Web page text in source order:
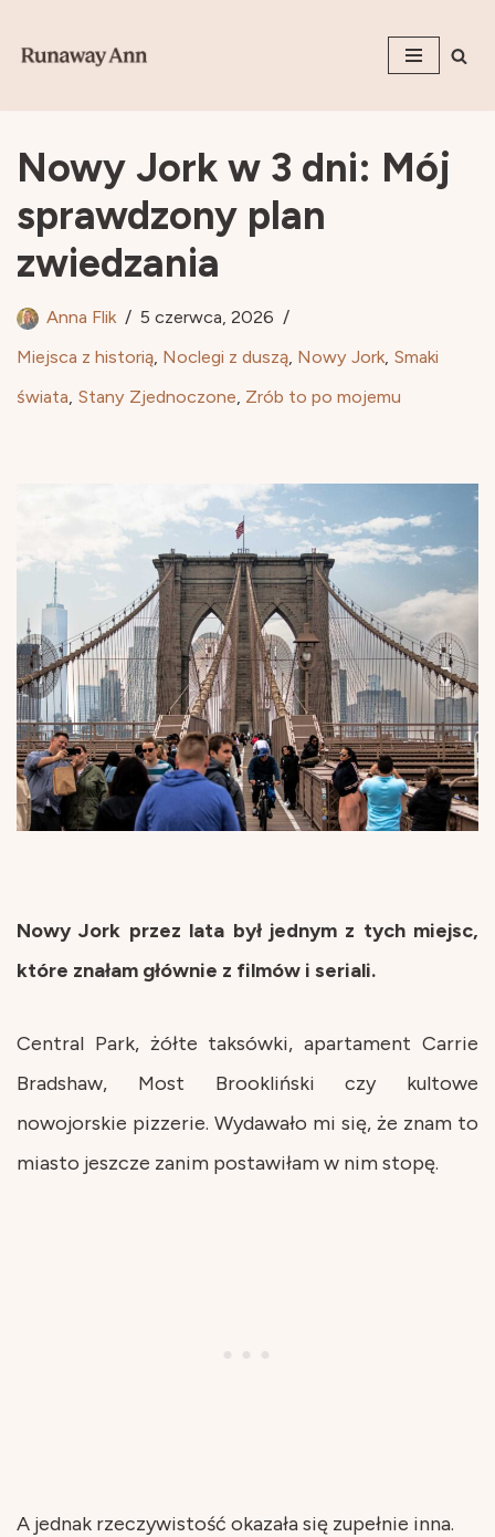
Przejdź
Nowy Jork w 3 dni: Mój
sprawdzony plan
zwiedzania
Anna Flik
5 czerwca, 2026
Miejsca z historią, Noclegi z duszą, Nowy Jork, Smaki
świata, Stany Zjednoczone, Zrób to po mojemu
Nowy Jork przez lata był jednym z tych miejsc,
które znałam głównie z filmów i seriali.
Central Park, żółte taksówki, apartament Carrie
Bradshaw, Most Brookliński czy kultowe
nowojorskie pizzerie. Wydawało mi się, że znam to
miasto jeszcze zanim postawiłam w nim stopę.
A jednak rzeczywistość okazała się zupełnie inna.